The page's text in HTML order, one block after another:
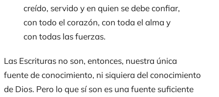
creído, servido y en quien se debe confiar,
con todo el corazón, con toda el alma y
con todas las fuerzas.
Las Escrituras no son, entonces, nuestra única
fuente de conocimiento, ni siquiera del conocimiento
de Dios. Pero lo que sí son es una fuente suficiente